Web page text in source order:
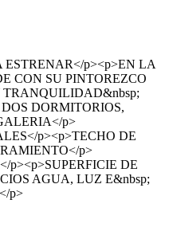
p><p>EN LA
CON SU PINTOREZCO
DORMITORIOS,
p>
p><p>TECHO DE
p>
p><p>SUPERFICIE DE
AGUA, LUZ E&nbsp;
p>